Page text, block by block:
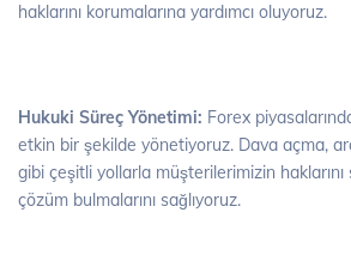
haklarını korumalarına yardımcı oluyoruz.
Hukuki Süreç Yönetimi: Forex
etkin bir şekilde yönetiyoruz. Dava açma,
gibi çeşitli yollarla müşterilerimizin
çözüm bulmalarını sağlıyoruz.